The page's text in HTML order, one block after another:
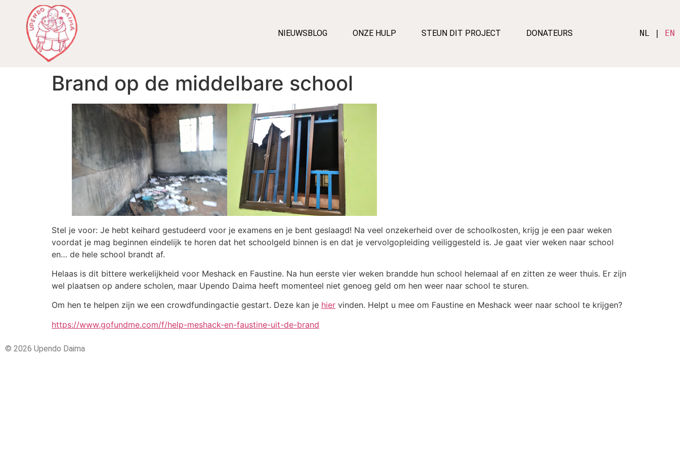
NIEUWSBLOG ONZE HULP STEUN DIT PROJECT DONATEURS NL | EN
Brand op de middelbare school
Stel je voor: Je hebt keihard gestudeerd voor je examens en je bent geslaagd! Na veel onzekerheid over de schoolkosten, krijg je een paar weken
voordat je mag beginnen eindelijk te horen dat het schoolgeld binnen is en dat je vervolgopleiding veiliggesteld is. Je gaat vier weken naar school
en… de hele school brandt af.
Helaas is dit bittere werkelijkheid voor Meshack en Faustine. Na hun eerste vier weken brandde hun school helemaal af en zitten ze weer thuis. Er zijn
wel plaatsen op andere scholen, maar Upendo Daima heeft momenteel niet genoeg geld om hen weer naar school te sturen.
Om hen te helpen zijn we een crowdfundingactie gestart. Deze kan je hier vinden. Helpt u mee om Faustine en Meshack weer naar school te krijgen?
https://www.gofundme.com/f/help-meshack-en-faustine-uit-de-brand
© 2026 Upendo Daima